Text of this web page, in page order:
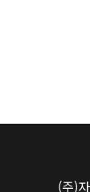
(주)